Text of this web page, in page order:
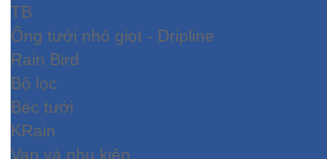
TB
Ống tưới nhỏ giọt - Dripline
Rain Bird
Bộ lọc
Béc tưới
KRain
Van và phụ kiện